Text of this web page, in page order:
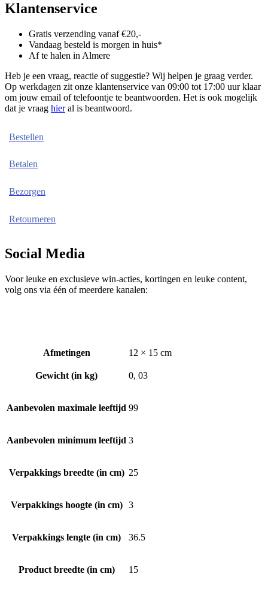
Klantenservice
Gratis verzending vanaf €20,-
Vandaag besteld is morgen in huis*
Af te halen in Almere
Heb je een vraag, reactie of suggestie? Wij helpen je graag verder.
Op werkdagen zit onze klantenservice van 09:00 tot 17:00 uur klaar
om jouw email of telefoontje te beantwoorden. Het is ook mogelijk
dat je vraag hieral is beantwoord.
Bestellen
Betalen
Bezorgen
Retourneren
Social Media
Voor leuke en exclusieve win-acties, kortingen en leuke content,
volg ons via één of meerdere kanalen:
Afmetingen 12 × 15 cm
Gewicht (in kg) 0, 03
Aanbevolen maximale leeftijd 99
Aanbevolen minimum leeftijd 3
Verpakkings breedte (in cm) 25
Verpakkings hoogte (in cm) 3
Verpakkings lengte (in cm) 36.5
Product breedte (in cm) 15